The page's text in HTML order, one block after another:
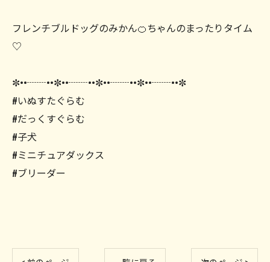
フレンチブルドッグのみかん🍊ちゃんのまったりタイム
♡
✼••┈┈••✼••┈┈••✼••┈┈••✼••┈┈••✼
#いぬすたぐらむ
#だっくすぐらむ
#子犬
#ミニチュアダックス
#ブリーダー